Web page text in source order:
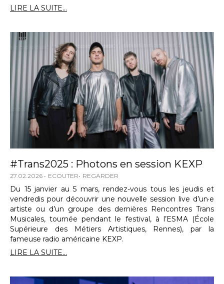
LIRE LA SUITE...
#Trans2025 : Photons en session KEXP
27.02.2026 ECOUTER REGARDER
Du 15 janvier au 5 mars, rendez-vous tous les jeudis et
vendredis pour découvrir une nouvelle session live d’un·e
artiste ou d’un groupe des dernières Rencontres Trans
Musicales, tournée pendant le festival, à l’ESMA (École
Supérieure des Métiers Artistiques, Rennes), par la
fameuse radio américaine KEXP.
LIRE LA SUITE...